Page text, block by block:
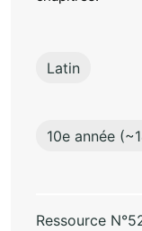
Latin
10e année
Ressource